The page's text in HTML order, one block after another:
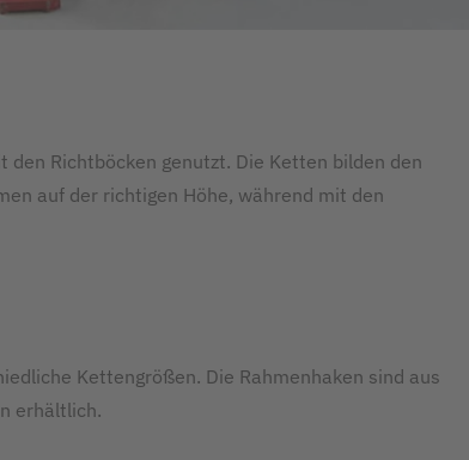
Richtböcken genutzt. Die Ketten bilden den
auf der richtigen Höhe, während mit den
Kettengrößen. Die Rahmenhaken sind aus
erhältlich.